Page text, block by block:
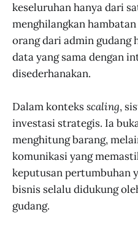
keseluruhan hanya dari
menghilangkan
orang dari admin gudang
data yang sama dengan
disederhanakan.
Dalam konteksscaling,
investasi strategis. Ia
menghitung barang,
komunikasi yang
keputusan pertumbuhan
bisnis selalu didukung
gudang.